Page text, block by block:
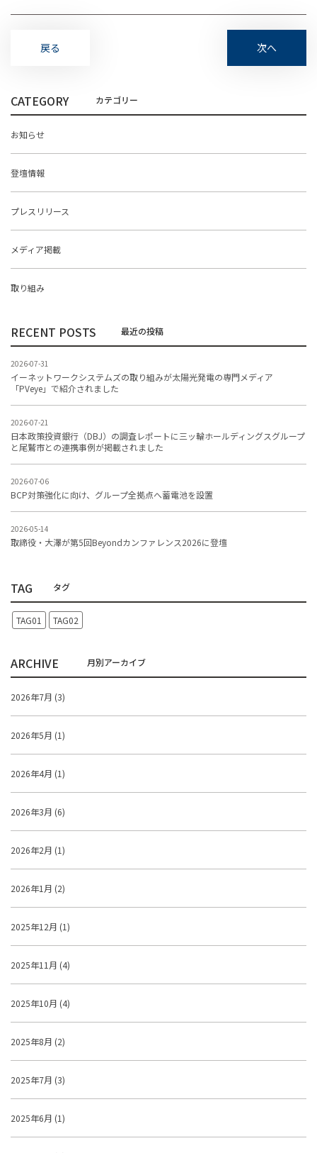
戻る 次へ
CATEGORY
お知らせ
登壇情報
プレスリリース
メディア掲載
取り組み
RECENT POSTS
2026-07-31
イーネットワークシステムズの取り組みが太陽光発電の専門メディア
「PVeye」で紹介されました
2026-07-21
日本政策投資銀行（DBJ）の調査レポートに三ッ輪ホールディングスグループ
と尾鷲市との連携事例が掲載されました
2026-07-06
BCP対策強化に向け、グループ全拠点へ蓄電池を設置
2026-05-14
取締役・大澤が第5回Beyondカンファレンス2026に登壇
TAG
TAG01 TAG02
ARCHIVE
2026年7月 (3)
2026年5月 (1)
2026年4月 (1)
2026年3月 (6)
2026年2月 (1)
2026年1月 (2)
2025年12月 (1)
2025年11月 (4)
2025年10月 (4)
2025年8月 (2)
2025年7月 (3)
2025年6月 (1)